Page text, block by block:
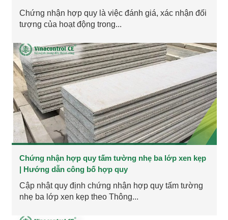
Chứng nhận hợp quy là việc đánh giá, xác nhận đối
tượng của hoạt động trong...
Chứng nhận hợp quy tấm tường nhẹ ba lớp xen kẹp
| Hướng dẫn công bố hợp quy
Cập nhật quy định chứng nhận hợp quy tấm tường
nhẹ ba lớp xen kẹp theo Thông...